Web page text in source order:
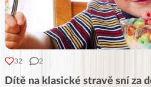
32 2
Dítě na klasické stravě sní za